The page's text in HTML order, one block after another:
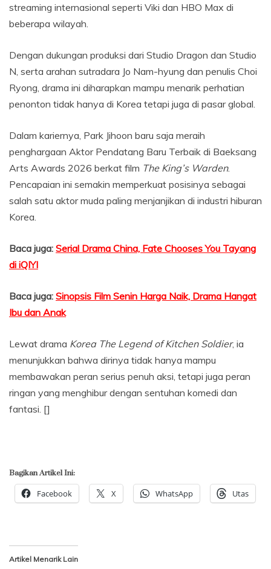
streaming internasional seperti Viki dan HBO Max di
beberapa wilayah.
Dengan dukungan produksi dari Studio Dragon dan Studio
N, serta arahan sutradara Jo Nam-hyung dan penulis Choi
Ryong, drama ini diharapkan mampu menarik perhatian
penonton tidak hanya di Korea tetapi juga di pasar global.
Dalam kariernya, Park Jihoon baru saja meraih
penghargaan Aktor Pendatang Baru Terbaik di Baeksang
Arts Awards 2026 berkat film The King’s Warden.
Pencapaian ini semakin memperkuat posisinya sebagai
salah satu aktor muda paling menjanjikan di industri hiburan
Korea.
Baca juga: Serial Drama China, Fate Chooses You Tayang
di iQIYI
Baca juga: Sinopsis Film Senin Harga Naik, Drama Hangat
Ibu dan Anak
Lewat drama Korea The Legend of Kitchen Soldier, ia
menunjukkan bahwa dirinya tidak hanya mampu
membawakan peran serius penuh aksi, tetapi juga peran
ringan yang menghibur dengan sentuhan komedi dan
fantasi. []
Bagikan Artikel Ini:
Facebook X WhatsApp Utas
Artikel Menarik Lain